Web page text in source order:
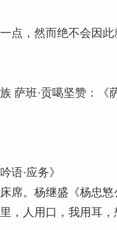
点，然而绝不会因此
萨班·贡噶坚赞：《
语·应务》
席。杨继盛《杨忠慜
，人用口，我用耳